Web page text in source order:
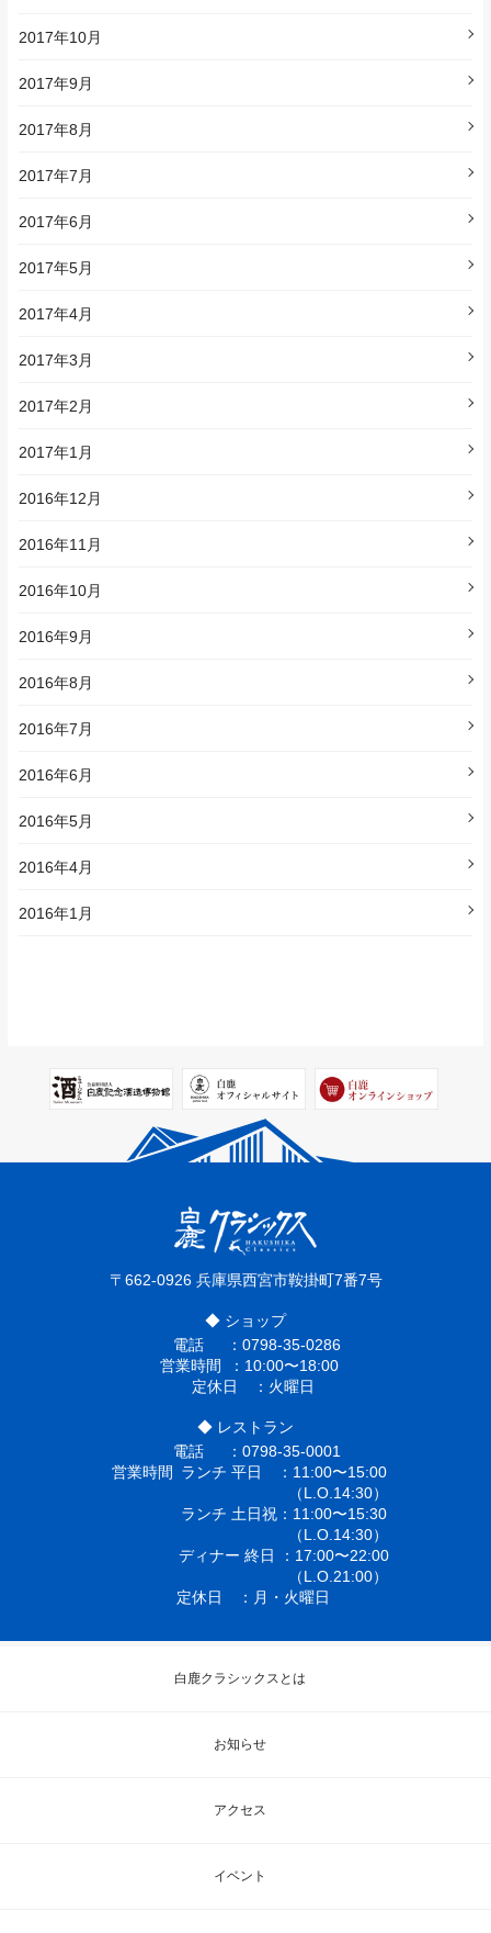
2017年10月
2017年9月
2017年8月
2017年7月
2017年6月
2017年5月
2017年4月
2017年3月
2017年2月
2017年1月
2016年12月
2016年11月
2016年10月
2016年9月
2016年8月
2016年7月
2016年6月
2016年5月
2016年4月
2016年1月
〒662-0926 兵庫県西宮市鞍掛町7番7号
◆ ショップ
電話
0798-35-0286
営業時間
10:00〜18:00
定休日
火曜日
◆ レストラン
電話
0798-35-0001
営業時間
ランチ 平日
11:00〜15:00
（L.O.14:30）
ランチ 土日祝
11:00〜15:30
（L.O.14:30）
ディナー 終日
17:00〜22:00
（L.O.21:00）
定休日
月・火曜日
白鹿クラシックスとは
お知らせ
アクセス
イベント